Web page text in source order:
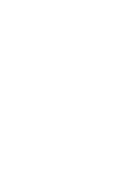
件设计采用
境。而他们不知，对方
“白天人住屋，晚上鬼